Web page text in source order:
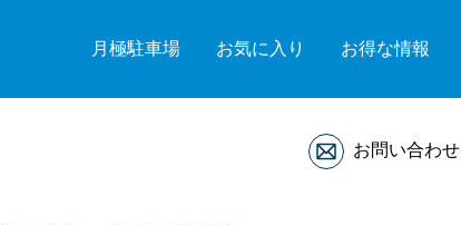
月極駐車場 お気に入り お得な情報
お問い合わせ